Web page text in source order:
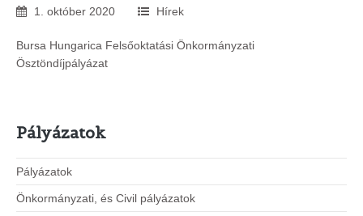
1 október 2020 Hírek
Bursa Hungarica Felsőoktatási Önkormányzati
Ösztöndíjpályázat
Pályázatok
Pályázatok
Önkormányzati, és Civil pályázatok